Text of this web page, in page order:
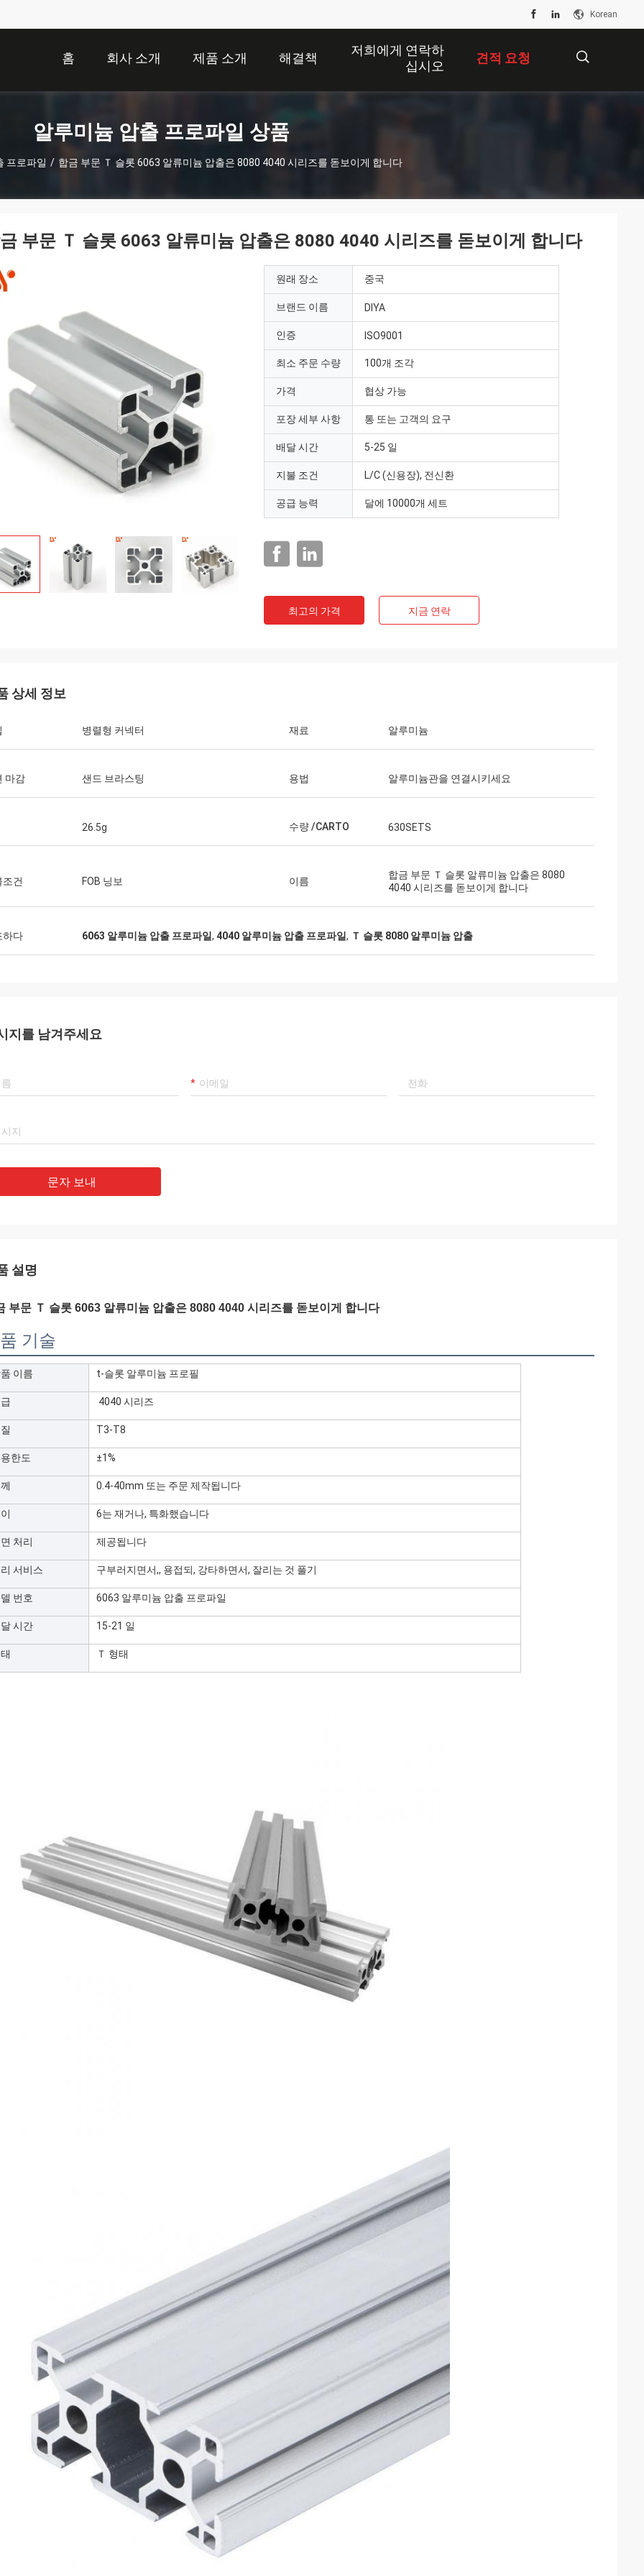
Korean
홈 회사 소개 제품 소개 해결책
저희에게 연락하
십시오
견적 요청
알루미늄 압출 프로파일 상품
프로파일 / 합금 부문 Ｔ 슬롯 6063 알류미늄 압출은 8080 4040 시리즈를 돋보이게 합니다
체입니다.
부문 Ｔ 슬롯 6063 알류미늄 압출은 8080 4040 시리즈를 돋보이게 합니다
원래 장소 중국
브랜드 이름 DIYA
인증 ISO9001
최소 주문 수량 100개 조각
가격 협상 가능
포장 세부 사항 통 또는 고객의 요구
배달 시간 5-25 일
지불 조건 L/C (신용장), 전신환
공급 능력 달에 10000개 세트
최고의 가격 지금 연락
상세 정보
병렬형 커넥터 재료 알루미늄
마감 샌드 브라스팅 용법 알루미늄관을 연결시키세요
26.5g 수량 /CARTO 630SETS
조건 FOB 닝보 이름
합금 부문 Ｔ 슬롯 알류미늄 압출은 8080
4040 시리즈를 돋보이게 합니다
하다 6063 알루미늄 압출 프로파일, 4040 알루미늄 압출 프로파일, Ｔ 슬롯 8080 알루미늄 압출
지를 남겨주세요
문자 보내
설명
부문 Ｔ 슬롯 6063 알류미늄 압출은 8080 4040 시리즈를 돋보이게 합니다
기술
이름 t-슬롯 알루미늄 프로필
4040 시리즈
T3-T8
한도 ±1%
0.4-40mm 또는 주문 제작됩니다
6는 재거나, 특화했습니다
처리 제공됩니다
서비스 구부러지면서,, 용접되, 강타하면서, 잘리는 것 풀기
번호 6063 알루미늄 압출 프로파일
시간 15-21 일
Ｔ 형태